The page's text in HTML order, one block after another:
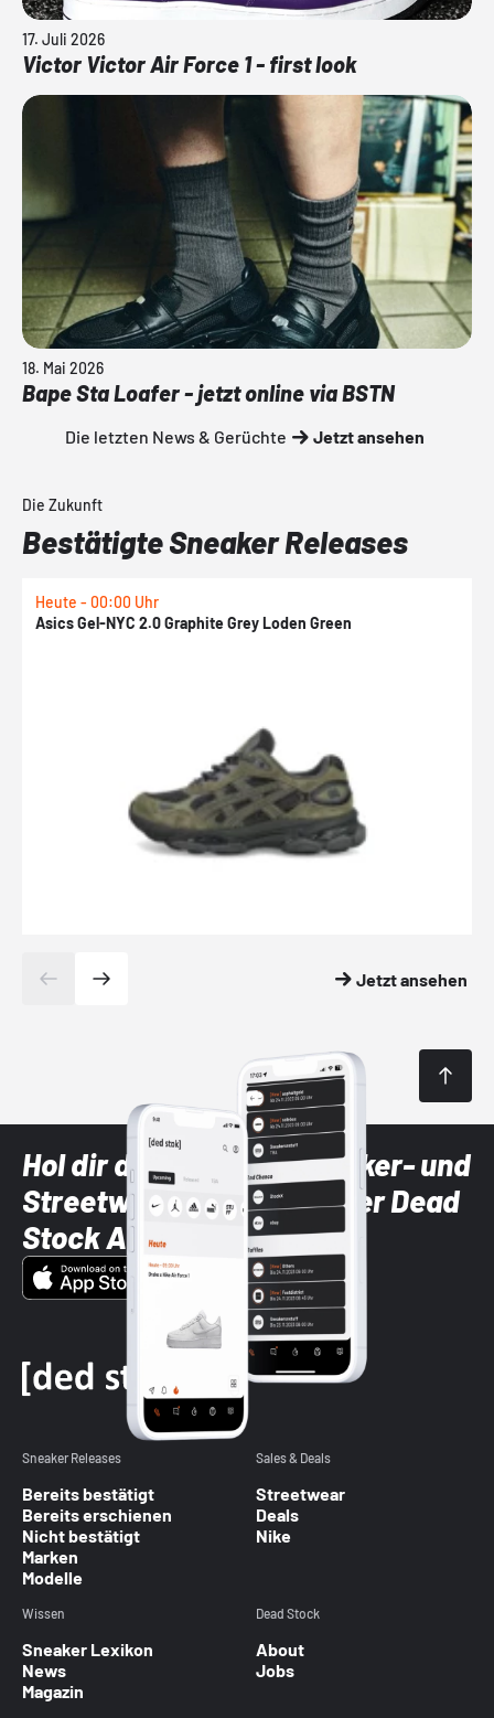
17. Juli 2026
Victor Victor Air Force 1 - first look
18. Mai 2026
Bape Sta Loafer - jetzt online via BSTN
Die letzten News & Gerüchte Jetzt ansehen
Die Zukunft
Bestätigte Sneaker Releases
Heute - 00:00 Uhr
Asics Gel-NYC 2.0 Graphite Grey Loden Green
Jetzt ansehen
Hol dir die neuesten Sneaker- und
Streetwear-Brands mit der Dead
Stock App
Sneaker Releases
Bereits bestätigt
Bereits erschienen
Nicht bestätigt
Marken
Modelle
Sales & Deals
Streetwear
Deals
Nike
Wissen
Sneaker Lexikon
News
Magazin
Dead Stock
About
Jobs